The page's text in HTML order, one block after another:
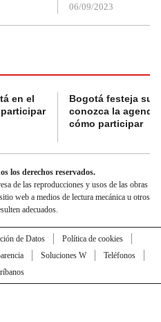
06/09/2023
en el
Bogotá festeja su
conozca la
cómo participar
los derechos reservados.
de las reproducciones y usos de las obras
web a medios de lectura mecánica u otros
adecuados.
de Datos
Política de cookies
Soluciones W
Teléfonos